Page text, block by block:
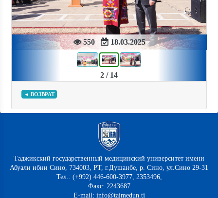
550 18.03.2025
2 / 14
◄ ВОЗВРАТ
Таджикский государственный медицинский университет имени
Абуали ибни Сино, 734003, РТ, г.Душанбе, р. Сино, ул.Сино 29-31
Тел.: (+992) 446-600-3977, 2353496,
Факс: 2243687
E-mail: info@tajmedun.tj